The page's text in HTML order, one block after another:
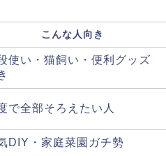
こんな人向き
使い・猫飼い・便利グッズ
で全部そろえたい人
DIY・家庭菜園ガチ勢